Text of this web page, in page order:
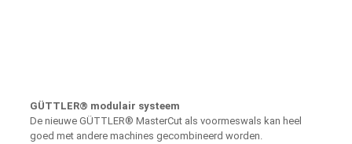
GÜTTLER® modulair systeem
De nieuwe GÜTTLER® MasterCut als voormeswals kan heel
goed met andere machines gecombineerd worden.